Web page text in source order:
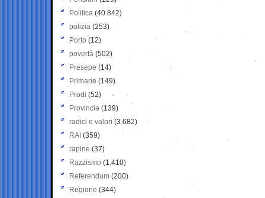
Politica (40.842)
polizia (253)
Porto (12)
povertà (502)
Presepe (14)
Primarie (149)
Prodi (52)
Provincia (139)
radici e valori (3.682)
RAI (359)
rapine (37)
Razzismo (1.410)
Referendum (200)
Regione (344)